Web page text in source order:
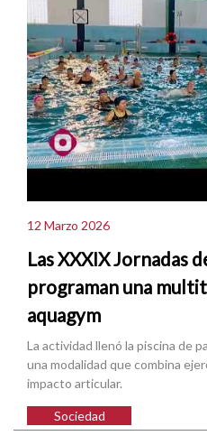
12 Marzo 2026
Las XXXIX Jornadas
programan una
aquagym
La actividad llenó la piscina de
una modalidad que combina
impacto articular.
Sociedad